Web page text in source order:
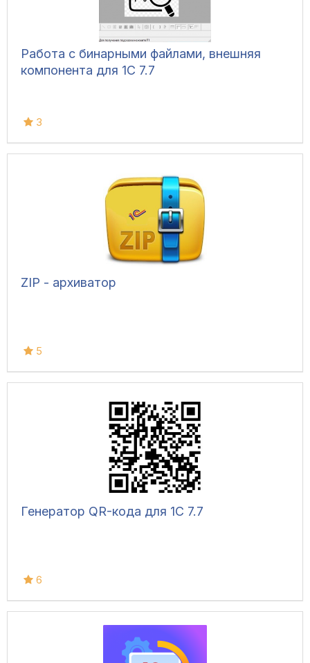
Работа с бинарными файлами, внешняя
компонента для 1С 7.7
3
ZIP - архиватор
5
Генератор QR-кода для 1С 7.7
6